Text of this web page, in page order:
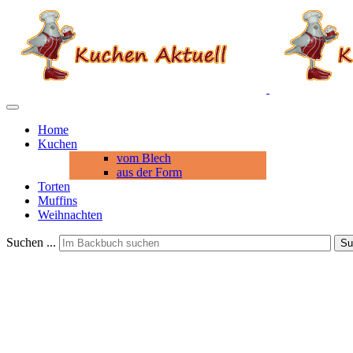
Home
Kuchen
vom Blech
aus der Form
Torten
Muffins
Weihnachten
Suchen ...